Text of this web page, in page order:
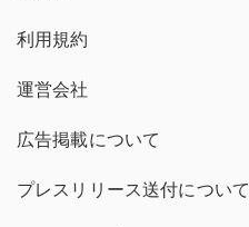
利用規約
運営会社
広告掲載について
プレスリリース送付について